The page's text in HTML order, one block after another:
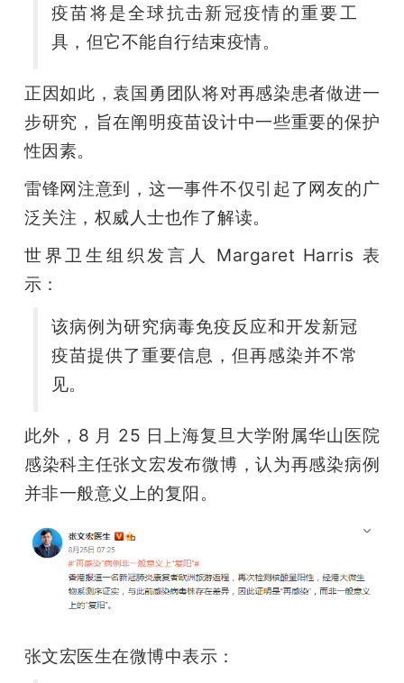
疫苗将是全球抗击新冠疫情的重要工
具，但它不能自行结束疫情。
正因如此，袁国勇团队将对再感染患者做进一
步研究，旨在阐明疫苗设计中一些重要的保护
性因素。
雷锋网注意到，这一事件不仅引起了网友的广
泛关注，权威人士也作了解读。
世界卫生组织发言人 Margaret Harris 表
示：
该病例为研究病毒免疫反应和开发新冠
疫苗提供了重要信息，但再感染并不常
见。
此外，8 月 25 日上海复旦大学附属华山医院
感染科主任张文宏发布微博，认为再感染病例
并非一般意义上的复阳。
张文宏医生在微博中表示：